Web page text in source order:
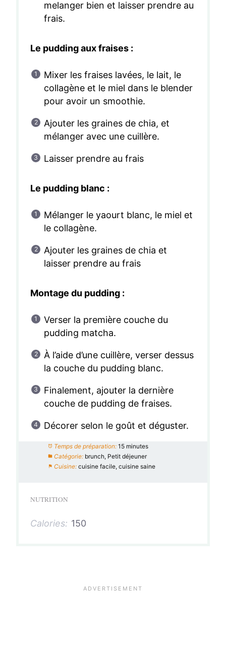
melanger bien et laisser prendre au
frais.
Le pudding aux fraises :
Mixer les fraises lavées, le lait, le
collagène et le miel dans le blender
pour avoir un smoothie.
Ajouter les graines de chia, et
mélanger avec une cuillère.
Laisser prendre au frais
Le pudding blanc :
Mélanger le yaourt blanc, le miel et
le collagène.
Ajouter les graines de chia et
laisser prendre au frais
Montage du pudding :
Verser la première couche du
pudding matcha.
À l’aide d’une cuillère, verser dessus
la couche du pudding blanc.
Finalement, ajouter la dernière
couche de pudding de fraises.
Décorer selon le goût et déguster.
Temps de préparation: 15 minutes
Catégorie: brunch, Petit déjeuner
Cuisine: cuisine facile, cuisine saine
NUTRITION
Calories: 150